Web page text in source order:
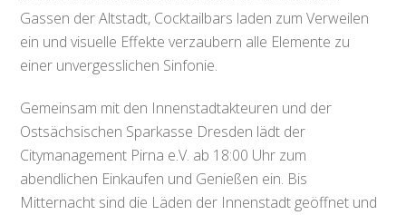
Gassen der Altstadt, Cocktailbars laden zum Verweilen
ein und visuelle Effekte verzaubern alle Elemente zu
einer unvergesslichen Sinfonie.
Gemeinsam mit den Innenstadtakteuren und der
Ostsächsischen Sparkasse Dresden lädt der
Citymanagement Pirna e.V. ab 18:00 Uhr zum
abendlichen Einkaufen und Genießen ein. Bis
Mitternacht sind die Läden der Innenstadt geöffnet und